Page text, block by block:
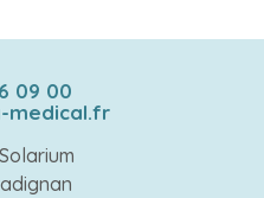
09 00
medical.fr